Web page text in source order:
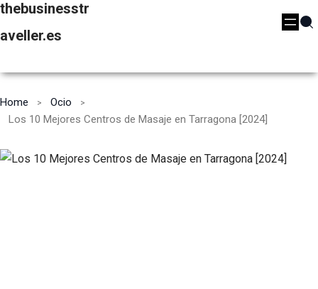
thebusinesstr
aveller.es
Home
Ocio
Los 10 Mejores Centros de Masaje en Tarragona [2024]